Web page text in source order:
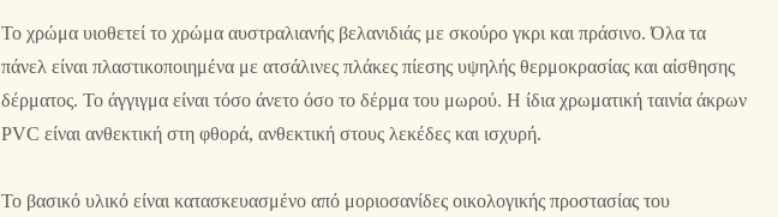
Το χρώμα υιοθετεί το χρώμα αυστραλιανής βελανιδιάς με σκούρο γκρι και πράσινο. Όλα τα
πάνελ είναι πλαστικοποιημένα με ατσάλινες πλάκες πίεσης υψηλής θερμοκρασίας και αίσθησης
δέρματος. Το άγγιγμα είναι τόσο άνετο όσο το δέρμα του μωρού. Η ίδια χρωματική ταινία άκρων
PVC είναι ανθεκτική στη φθορά, ανθεκτική στους λεκέδες και ισχυρή.
Το βασικό υλικό είναι κατασκευασμένο από μοριοσανίδες οικολογικής προστασίας του